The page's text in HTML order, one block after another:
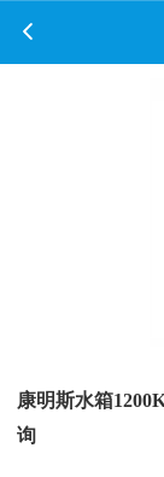
康明斯水箱
询